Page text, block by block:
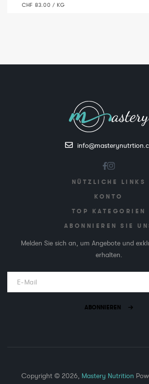
GRUNDPREIS
CHF 83.00 / PRO
KG
Facebook
Instagram
NÜTZLICHE LINKS
KONTO
TOP KATEGORIEN
ABONNIEREN SIE
Melden Sie sich an, um Angebote und
erhalten.
ABONNIEREN
Copyright © 2026, Mastery Nutrition